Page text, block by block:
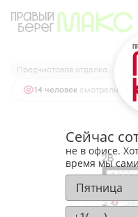
2-комнатная69.4 м2
Ипотекаот 30 168 руб.
Предчистовая отделка
14 человек смотрели эту
Сейчас
не в офисе.
время мы